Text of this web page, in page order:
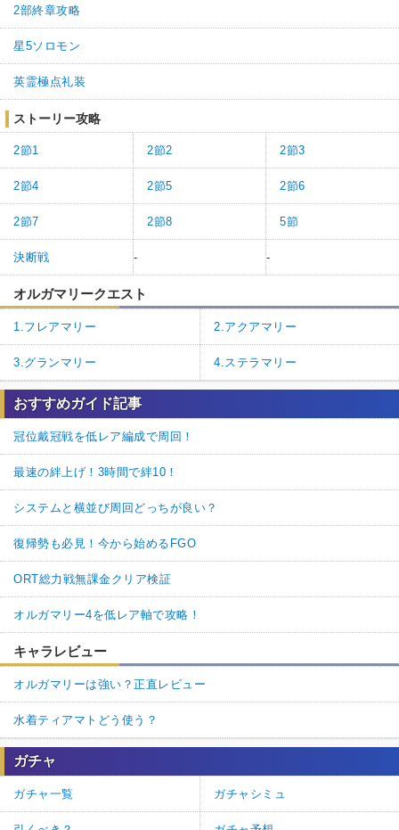
2部終章攻略
星5ソロモン
英霊極点礼装
ストーリー攻略
2節1 2節2 2節3
2節4 2節5 2節6
2節7 2節8 5節
決断戦 - -
オルガマリークエスト
1.フレアマリー 2.アクアマリー
3.グランマリー 4.ステラマリー
おすすめガイド記事
冠位戴冠戦を低レア編成で周回！
最速の絆上げ！3時間で絆10！
システムと横並び周回どっちが良い？
復帰勢も必見！今から始めるFGO
ORT総力戦無課金クリア検証
オルガマリー4を低レア軸で攻略！
キャラレビュー
オルガマリーは強い？正直レビュー
水着ティアマトどう使う？
ガチャ
ガチャ一覧 ガチャシミュ